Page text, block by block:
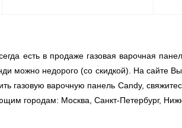
есть в продаже газовая варочная
можно недорого (со скидкой). На сайте
газовую варочную панель Candy,
городам: Москва, Санкт-Петербург,